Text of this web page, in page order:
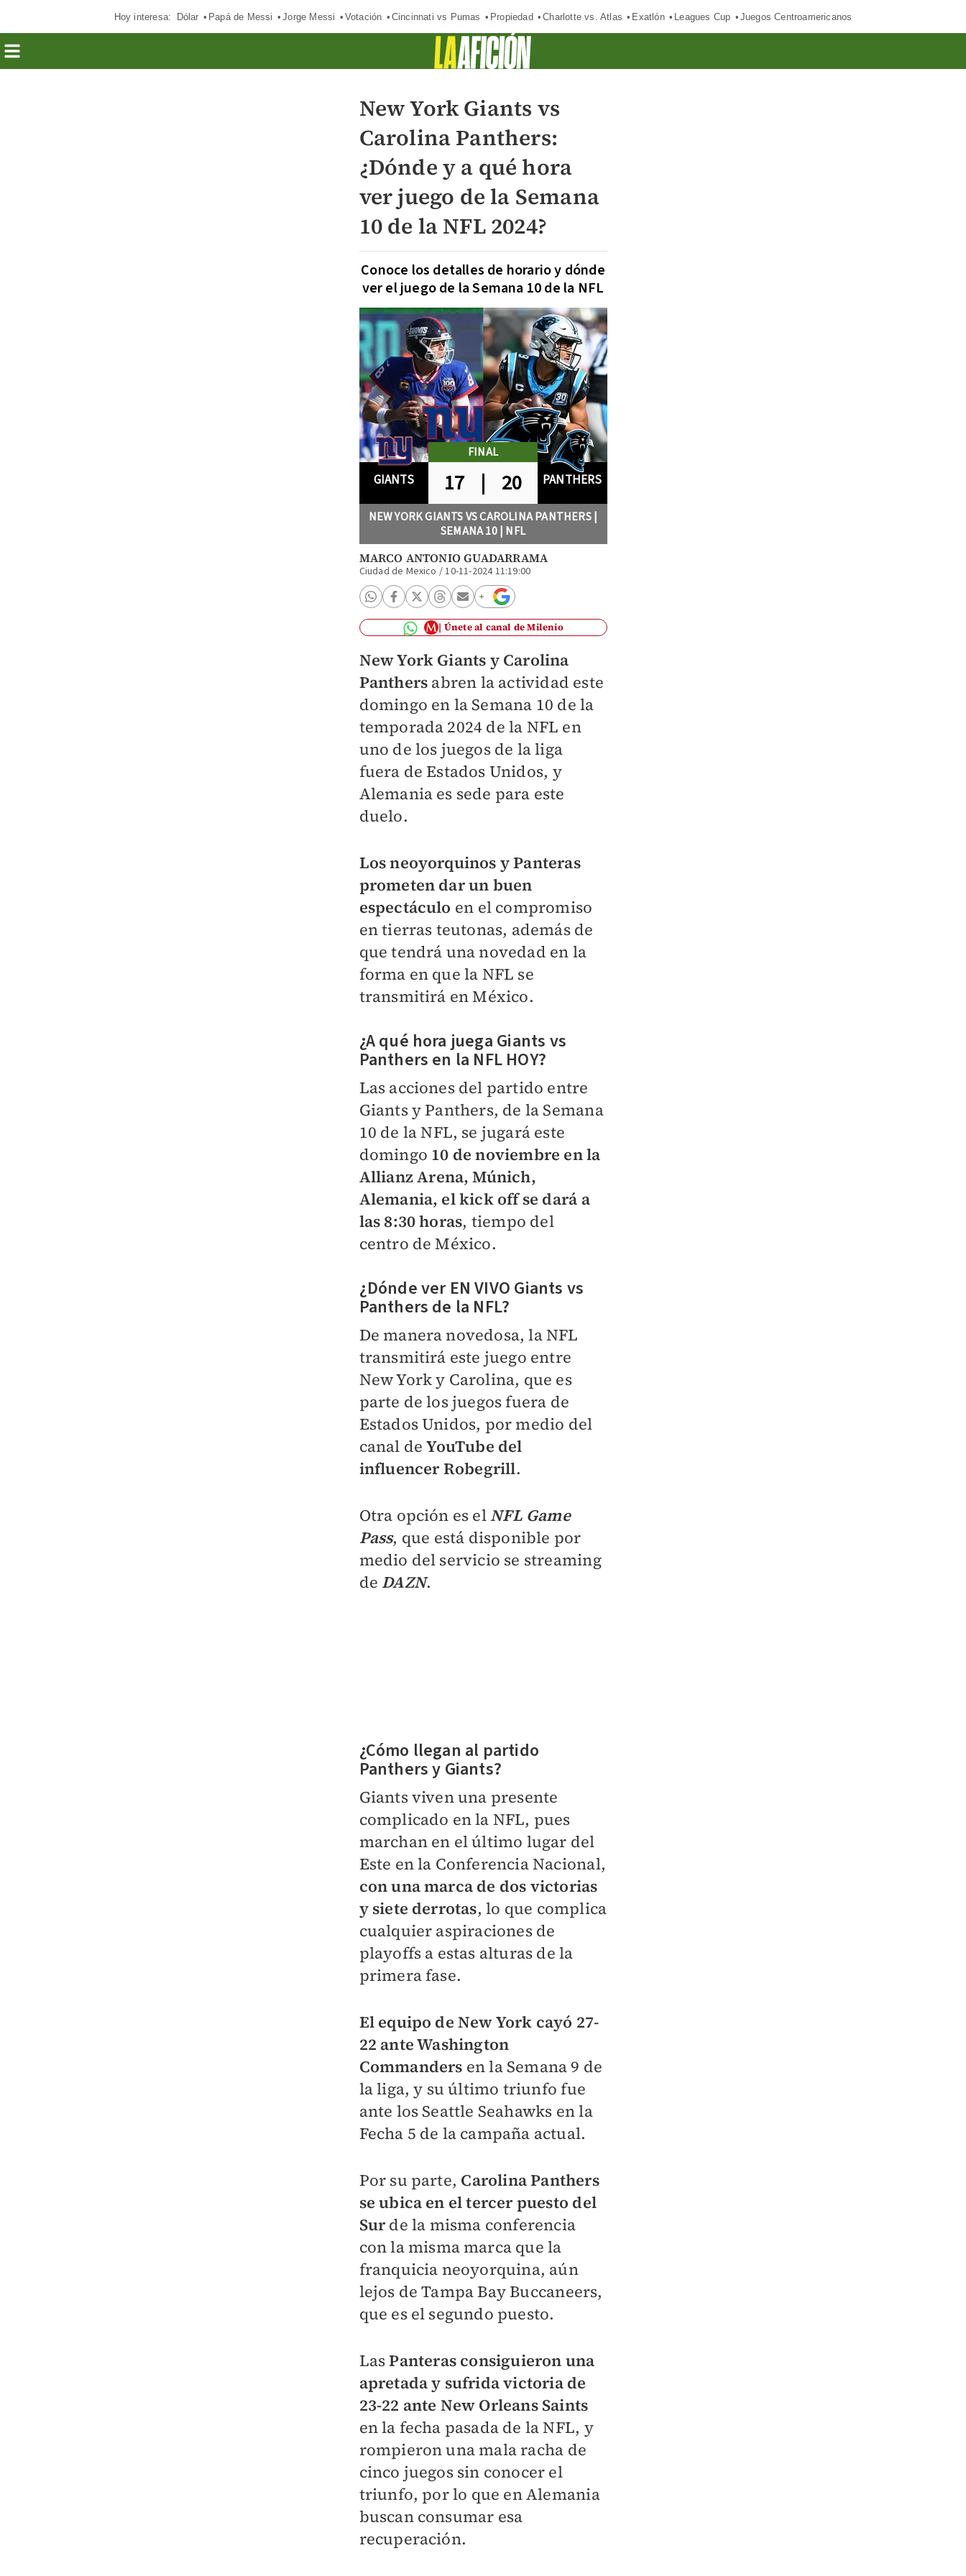
Hoy interesa: Dólar Papá de Messi Jorge Messi Votación Cincinnati vs Pumas Propiedad Charlotte vs. Atlas Exatlón Leagues Cup Juegos Centroamericanos
New York Giants vs
Carolina Panthers:
¿Dónde y a qué hora
ver juego de la Semana
10 de la NFL 2024?
Conoce los detalles de horario y dónde
ver el juego de la Semana 10 de la NFL
FINAL
GIANTS 17 | 20 PANTHERS
NEW YORK GIANTS VS CAROLINA PANTHERS |
SEMANA 10 | NFL
MARCO ANTONIO GUADARRAMA
Ciudad de Mexico /10-11-2024 11:19:00
Únete al canal de Milenio
New York Giants y Carolina
Panthers abren la actividad este
domingo en la Semana 10 de la
temporada 2024 de la NFL en
uno de los juegos de la liga
fuera de Estados Unidos, y
Alemania es sede para este
duelo.
Los neoyorquinos y Panteras
prometen dar un buen
espectáculo en el compromiso
en tierras teutonas, además de
que tendrá una novedad en la
forma en que la NFL se
transmitirá en México.
¿A qué hora juega Giants vs
Panthers en la NFL HOY?
Las acciones del partido entre
Giants y Panthers, de la Semana
10 de la NFL, se jugará este
domingo 10 de noviembre en la
Allianz Arena, Múnich,
Alemania, el kick off se dará a
las 8:30 horas, tiempo del
centro de México.
¿Dónde ver EN VIVO Giants vs
Panthers de la NFL?
De manera novedosa, la NFL
transmitirá este juego entre
New York y Carolina, que es
parte de los juegos fuera de
Estados Unidos, por medio del
canal deYouTube del
influencerRobegrill.
Otra opción es elNFL Game
Pass, que está disponible por
medio del servicio se streaming
de DAZN.
¿Cómo llegan al partido
Panthers y Giants?
Giants viven una presente
complicado en la NFL, pues
marchan en el último lugar del
Este en la Conferencia Nacional,
con una marca de dos victorias
y siete derrotas, lo que complica
cualquier aspiraciones de
playoffs a estas alturas de la
primera fase.
El equipo de New York cayó 27-
22 anteWashington
Commanders en la Semana 9 de
la liga, y su último triunfo fue
ante los Seattle Seahawks en la
Fecha 5 de la campaña actual.
Por su parte, Carolina Panthers
se ubica en el tercer puesto del
Surde la misma conferencia
con la misma marca que la
franquicia neoyorquina, aún
lejos de Tampa Bay Buccaneers,
que es el segundo puesto.
LasPanteras consiguieron una
apretada y sufrida victoria de
23-22 ante New Orleans Saints
en la fecha pasada de la NFL, y
rompieron una mala racha de
cinco juegos sin conocer el
triunfo, por lo que en Alemania
buscan consumar esa
recuperación.